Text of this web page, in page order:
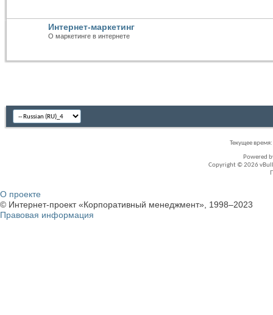
Интернет-маркетинг
О маркетинге в интернете
Текущее время:
Powered
Copyright © 2026
О проекте
© Интернет-проект «Корпоративный менеджмент», 1998–2023
Правовая информация